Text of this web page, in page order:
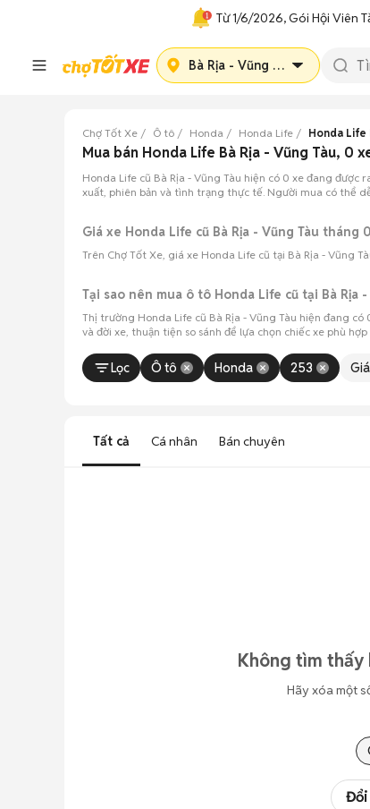
Từ 1/6/2026, Gói Hội Viên
Bà Rịa - Vũng Tàu
Chợ Tốt Xe Ô tô Honda Honda Life Honda Life
Mua bán Honda Life Bà Rịa - Vũng Tàu, 0
Honda Life cũ Bà Rịa - Vũng Tàu hiện có 0 xe đang
xuất, phiên bản và tình trạng thực tế. Người mua có thể
Giá xe Honda Life cũ Bà Rịa - Vũng Tàu tháng
Trên Chợ Tốt Xe, giá xe Honda Life cũ tại Bà Rịa - Vũng
Tại sao nên mua ô tô Honda Life cũ tại Bà Rịa -
Thị trường Honda Life cũ Bà Rịa - Vũng Tàu hiện đang
và đời xe, thuận tiện so sánh để lựa chọn chiếc xe phù
Lọc
Ô tô Honda 253 Giá
Tất cả Cá nhân Bán chuyên
Không tìm thấy
Hãy xóa một
Đổi